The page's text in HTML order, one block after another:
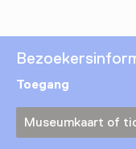
Toegang
Museumkaart of